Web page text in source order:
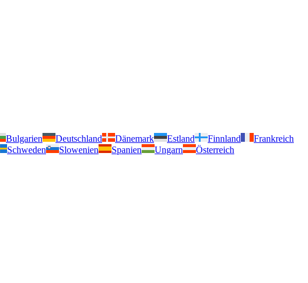
Bulgarien Deutschland Dänemark Estland Finnland
Frankreich
Schweden Slowenien Spanien Ungarn Österreich